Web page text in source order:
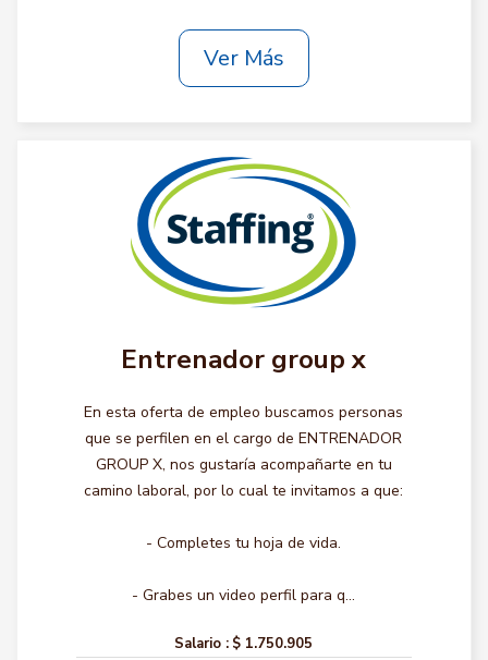
Ver Más
Entrenador group x
En esta oferta de empleo buscamos personas
que se perfilen en el cargo de ENTRENADOR
GROUP X, nos gustaría acompañarte en tu
camino laboral, por lo cual te invitamos a que:
- Completes tu hoja de vida.
- Grabes un video perfil para q...
Salario : $ 1.750.905